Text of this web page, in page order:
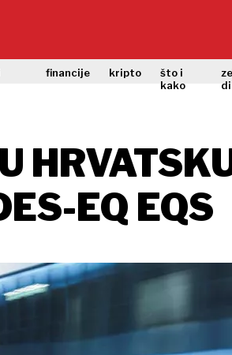
financije kripto
što i
kako
EQ EQS